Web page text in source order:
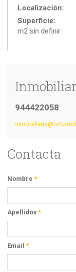
Localización:
Superficie:
m2 sin definir
944422058
Contacta
Nombre *
Apellidos *
Email *